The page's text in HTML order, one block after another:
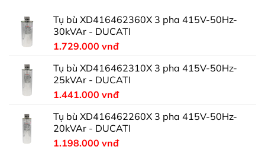
Tụ bù XD416462360X 3 pha 415V-50Hz-
30kVAr - DUCATI
1.729.000 vnđ
Tụ bù XD416462310X 3 pha 415V-50Hz-
25kVAr - DUCATI
1.441.000 vnđ
Tụ bù XD416462260X 3 pha 415V-50Hz-
20kVAr - DUCATI
1.198.000 vnđ